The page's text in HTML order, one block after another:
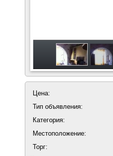
Цена:
Тип объявления:
Категория:
Местоположение:
Торг: